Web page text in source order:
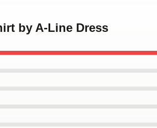
by A-Line Dress